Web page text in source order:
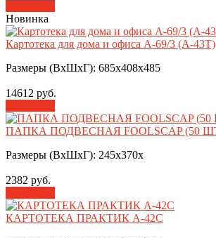
Новинка
Картотека для дома и офиса А-69/3 (А-43Т)
Размеры (ВхШхГ): 685х408х485
14612 руб.
ПАПКА ПОДВЕСНАЯ FOOLSCAP (50
Размеры (ВхШхГ): 245х370х
2382 руб.
КАРТОТЕКА ПРАКТИК А-42С